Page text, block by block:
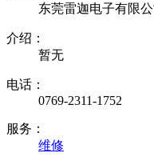
东莞雷迦电子有限公
介绍：
暂无
电话：
0769-2311-1752
服务：
维修